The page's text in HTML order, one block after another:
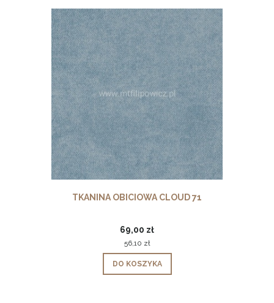
TKANINA OBICIOWA CLOUD 71
69,00 zł
56,10 zł
DO KOSZYKA